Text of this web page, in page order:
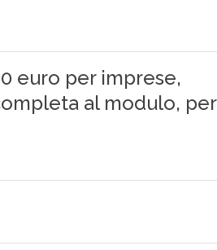
euro per imprese,
al modulo, per